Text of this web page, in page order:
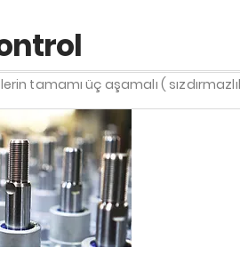
tamamı üç aşamalı (